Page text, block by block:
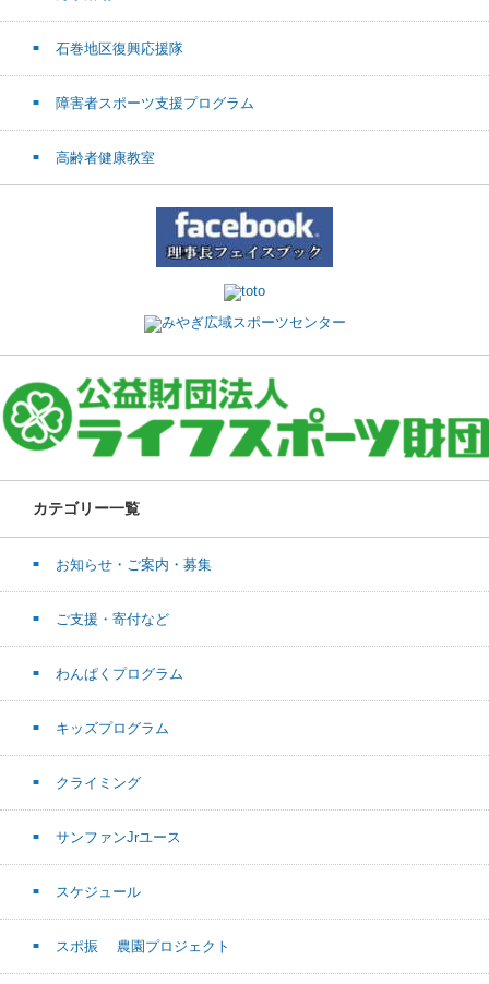
石巻地区復興応援隊
障害者スポーツ支援プログラム
高齢者健康教室
カテゴリー一覧
お知らせ・ご案内・募集
ご支援・寄付など
わんぱくプログラム
キッズプログラム
クライミング
サンファンJrユース
スケジュール
スポ振 農園プロジェクト